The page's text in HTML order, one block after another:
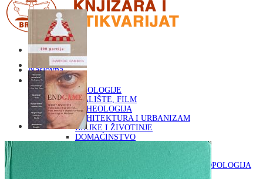
Naslovna
KNJIGE
OD ARHEOLOGIJE
DO KAZALIŠTE, FILM
ARHEOLOGIJA
ARHITEKTURA I URBANIZAM
BILJKE I ŽIVOTINJE
DOMAĆINSTVO
FILOZOFIJA, SOCIOLOGIJA, ANTROPOLOGIJA